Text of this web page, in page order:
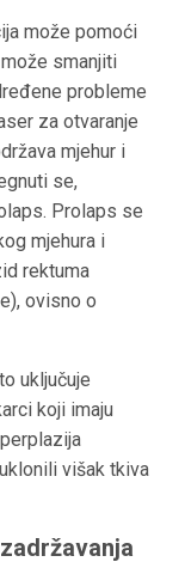
može pomoći
smanjiti
probleme
za otvaranje
mjehur i
se,
Prolaps se
mjehura i
rektuma
ovisno o
uključuje
koji imaju
višak tkiva